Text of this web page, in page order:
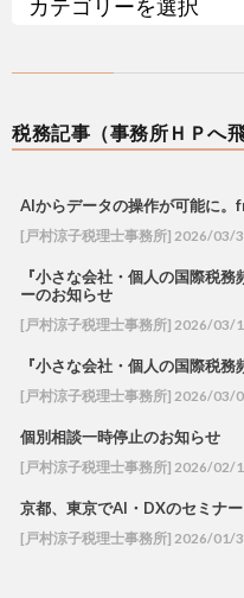
税務記事（事務所ＨＰへ飛
AIからデータの操作が可能に
[戸村涼子税理士事務所] 2026/03/
『小さな会社・個人の国際税
ーのお知らせ
[戸村涼子税理士事務所] 2026/03/
『小さな会社・個人の国際税
[戸村涼子税理士事務所] 2026/03/
個別相談一時停止のお知らせ
[戸村涼子税理士事務所] 2026/02/
京都、東京でAI・DXのセミナ
[戸村涼子税理士事務所] 2026/01/